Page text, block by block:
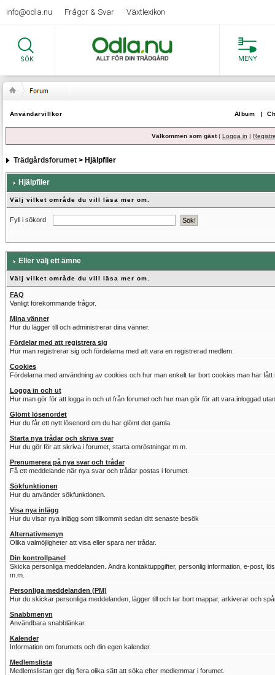
info@odla.nu Frågor & Svar Växtlexikon
SÖK MENY
Användarvillkor Album |
Välkommen som gäst( Logga in |
Trädgårdsforumet> Hjälpfiler
Hjälpfiler
Välj vilket område du vill läsa mer om.
Fyll i sökord
Eller välj ett ämne
Välj vilket område du vill läsa mer om.
FAQ
Vanligt förekommande frågor.
Mina vänner
Hur du lägger till och administrerar dina vänner.
Fördelar med att registrera sig
Hur man registrerar sig och fördelarna med att vara en registrerad medlem.
Cookies
Fördelarna med användning av cookies och hur man enkelt tar bort cookies man har fått
Logga in och ut
Hur man gör för att logga in och ut från forumet och hur man gör för att vara inloggad
Glömt lösenordet
Hur du får ett nytt lösenord om du har glömt det gamla.
Starta nya trådar och skriva svar
Hur du gör för att skriva i forumet, starta omröstningar m.m.
Prenumerera på nya svar och trådar
Få ett meddelande när nya svar och trådar postas i forumet.
Sökfunktionen
Hur du använder sökfunktionen.
Visa nya inlägg
Hur du visar nya inlägg som tillkommit sedan ditt senaste besök
Alternativmenyn
Olika valmöjligheter att visa eller spara ner trådar.
Din kontrollpanel
Skicka personliga meddelanden. Ändra kontaktuppgifter, personlig information, e-post,
m.m.
Personliga meddelanden (PM)
Hur du skickar personliga meddelanden, lägger till och tar bort mappar, arkiverar och
Snabbmenyn
Användbara snabblänkar.
Kalender
Information om forumets och din egen kalender.
Medlemslista
Medlemslistan ger dig flera olika sätt att söka efter medlemmar i forumet.